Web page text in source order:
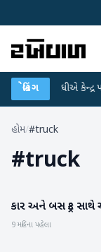
બ્રેકિંગ
રાહુલ ગાંધીએ કેન્દ્ર પર
હોમ/#truck
#truck
રાષ્ટ્રીય
કાર અને બસ ટ્રક
9 મહિના પહેલા